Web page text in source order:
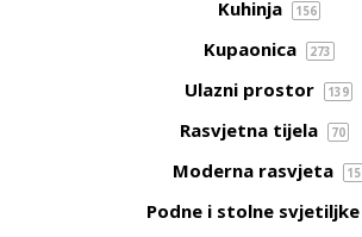
Kuhinja 156
Kupaonica 273
Ulazni prostor 139
Rasvjetna tijela 70
Moderna rasvjeta 15
Podne i stolne svjetiljke